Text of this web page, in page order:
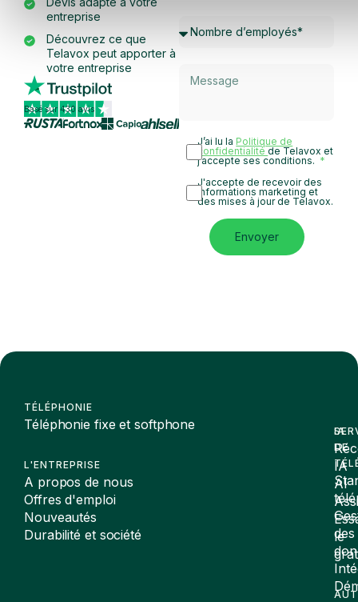
entreprise
Découvrez ce que
Telavox peut apporter à
votre entreprise
Basé sur 430 avis
J’ai lu la Politique de
confidentialitéde Telavox et
j’accepte ses conditions.
J'accepte de recevoir des
informations marketing et
des mises à jour de Telavox.
Envoyer
TÉLÉPHONIE
Téléphonie fixe et softphone
L'ENTREPRISE
A propos de nous
Offres d'emploi
Nouveautés
Durabilité et société
DE
des
IA
IA
AI
le